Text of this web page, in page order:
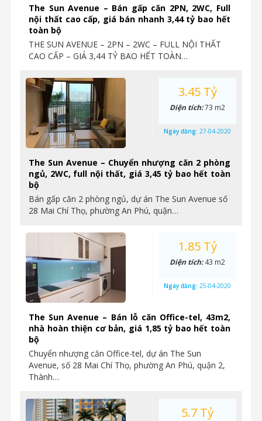
The Sun Avenue – Bán gấp căn 2PN, 2WC, Full
nội thất cao cấp, giá bán nhanh 3,44 tỷ bao hết
toàn bộ
THE SUN AVENUE – 2PN – 2WC – FULL NỘI THẤT
CAO CẤP – GIÁ 3,44 TỶ BAO HẾT TOÀN…
The Sun Avenue – Chuyển nhượng căn 2 phòng
ngủ, 2WC, full nội thất, giá 3,45 tỷ bao hết toàn
bộ
Bán gấp căn 2 phòng ngủ, dự án The Sun Avenue số
28 Mai Chí Thọ, phường An Phú, quận…
3.45 Tỷ
Diện tích:73 m2
Ngày đăng: 27-04-2020
The Sun Avenue – Bán lỗ căn Office-tel, 43m2,
nhà hoàn thiện cơ bản, giá 1,85 tỷ bao hết toàn
bộ
Chuyển nhượng căn Office-tel, dự án The Sun
Avenue, số 28 Mai Chí Thọ, phường An Phú, quận 2,
Thành…
1.85 Tỷ
Diện tích:43 m2
Ngày đăng: 25-04-2020
5.7 Tỷ